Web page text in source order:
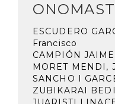
ESCUDERO
Francisco
CAMPIÓN
MORET MENDI,
SANCHO I
ZUBIKARAI